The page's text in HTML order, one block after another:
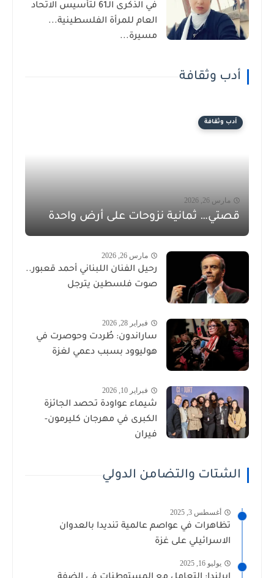
في الذكرى الـ61 لتأسيس الاتحاد
العام للمرأة الفلسطينية...
مسيرة...
أدب وثقافة
أدب وثقافة
مارس 26, 2026
قصتي… ثمانية نزوحات على أرض واحدة
مارس 26, 2026
رحيل الفنان اللبناني أحمد قعبور..
صوت فلسطين يترجل
فبراير 28, 2026
ساراندون: طُردت وحوصرت في
هوليوود بسبب دعمي لغزة
فبراير 10, 2026
شيماء عواودة تحصد الجائزة
الكبرى في مهرجان كليرمون-
فيران
الشتات والتضامن الدولي
أغسطس 3, 2025
تظاهرات في عواصم عالمية تنديدا بالعدوان
الاسرائيلي على غزة
يوليو 16, 2025